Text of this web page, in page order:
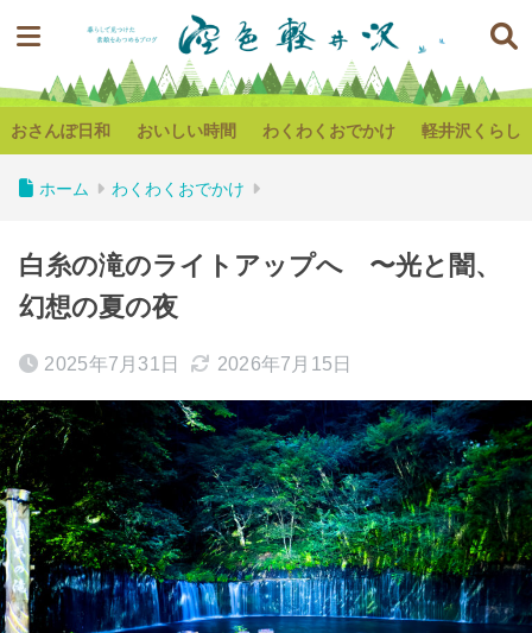
おさんぽ日和 おいしい時間 わくわくおでかけ 軽井沢くらし
ホーム わくわくおでかけ
白糸の滝のライトアップへ 〜光と闇、
幻想の夏の夜
2025年7月31日 2026年7月15日